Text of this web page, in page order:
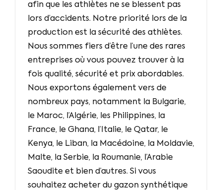
afin que les athlètes ne se blessent pas
lors d’accidents. Notre priorité lors de la
production est la sécurité des athlètes.
Nous sommes fiers d’être l’une des rares
entreprises où vous pouvez trouver à la
fois qualité, sécurité et prix abordables.
Nous exportons également vers de
nombreux pays, notamment la Bulgarie,
le Maroc, l’Algérie, les Philippines, la
France, le Ghana, l’Italie, le Qatar, le
Kenya, le Liban, la Macédoine, la Moldavie,
Malte, la Serbie, la Roumanie, l’Arabie
Saoudite et bien d’autres. Si vous
souhaitez acheter du gazon synthétique